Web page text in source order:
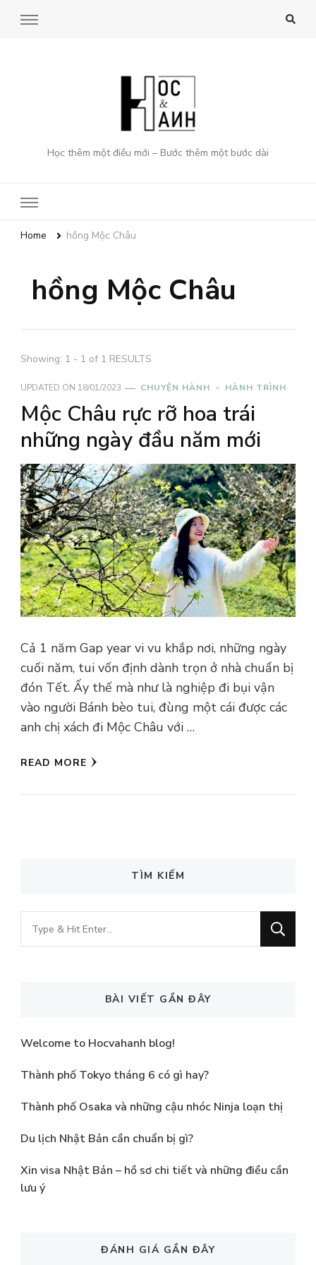
Học thêm một điều mới – Bước thêm một bước dài
Home hồng Mộc Châu
hồng Mộc Châu
Showing: 1 - 1 of 1 RESULTS
UPDATED ON 18/01/2023 CHUYỆN HÀNH HÀNH TRÌNH
Mộc Châu rực rỡ hoa trái
những ngày đầu năm mới
Cả 1 năm Gap year vi vu khắp nơi, những ngày
cuối năm, tui vốn định dành trọn ở nhà chuẩn bị
đón Tết. Ấy thế mà như là nghiệp đi bụi vận
vào người Bánh bèo tui, đùng một cái được các
anh chị xách đi Mộc Châu với …
READ MORE
TÌM KIẾM
Looking
for
BÀI VIẾT GẦN ĐÂY
Welcome to Hocvahanh blog!
Thành phố Tokyo tháng 6 có gì hay?
Thành phố Osaka và những cậu nhóc Ninja loạn thị
Du lịch Nhật Bản cần chuẩn bị gì?
Xin visa Nhật Bản – hồ sơ chi tiết và những điều cần
lưu ý
ĐÁNH GIÁ GẦN ĐÂY